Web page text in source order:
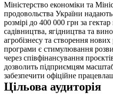
Міністерство економіки та
продовольства України
розмірі до 400 000 грн за
садівництва, ягідництва та
агробізнесу та створення
програми є стимулювання
через співфінансування
дозволить підприємцям
забезпечити офіційне
Цільова аудиторія